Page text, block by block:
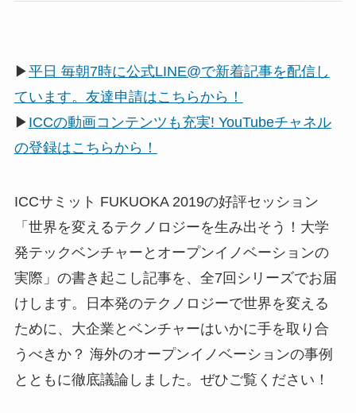
▶平日 毎朝7時に公式LINE@で新着記事を配信し
ています。友達申請はこちらから！
▶ ICCの動画コンテンツも充実! YouTubeチャネル
の登録はこちらから！
ICCサミット FUKUOKA 2019の好評セッション
「世界を変えるテクノロジーを生み出そう！大学
発テックベンチャーとオープンイノベーションの
実際」の書き起こし記事を、全7回シリーズでお届
けします。日本発のテクノロジーで世界を変える
ために、大企業とベンチャーはいかに手を取り合
うべきか？ 海外のオープンイノベーションの事例
とともに徹底議論しました。ぜひご覧ください！